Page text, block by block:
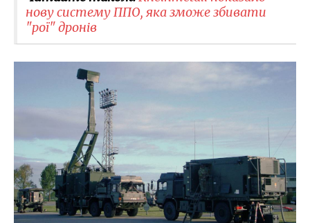
нову систему ППО, яка зможе збивати
"рої" дронів